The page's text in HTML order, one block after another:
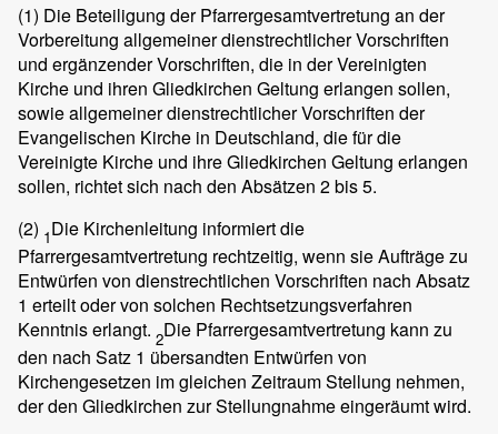
(1) Die Beteiligung der Pfarrergesamtvertretung an der
Vorbereitung allgemeiner dienstrechtlicher Vorschriften
und ergänzender Vorschriften, die in der Vereinigten
Kirche und ihren Gliedkirchen Geltung erlangen sollen,
sowie allgemeiner dienstrechtlicher Vorschriften der
Evangelischen Kirche in Deutschland, die für die
Vereinigte Kirche und ihre Gliedkirchen Geltung erlangen
sollen, richtet sich nach den Absätzen 2 bis 5.
(2) 1Die Kirchenleitung informiert die
Pfarrergesamtvertretung rechtzeitig, wenn sie Aufträge zu
Entwürfen von dienstrechtlichen Vorschriften nach Absatz
1 erteilt oder von solchen Rechtsetzungsverfahren
Kenntnis erlangt. 2Die Pfarrergesamtvertretung kann zu
den nach Satz 1 übersandten Entwürfen von
Kirchengesetzen im gleichen Zeitraum Stellung nehmen,
der den Gliedkirchen zur Stellungnahme eingeräumt wird.